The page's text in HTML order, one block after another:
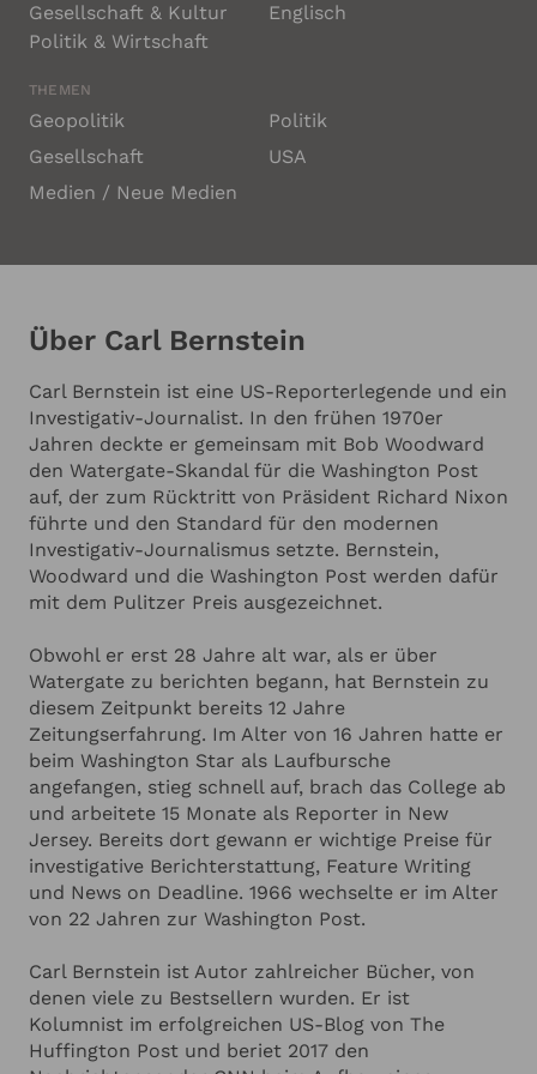
Alter von 16 Jahren hatte er beim Washington Star
als Laufbursche angefangen, stieg schnell auf,
brach das College ab und arbeitete 15 Monate als
Reporter in New Jersey. Bereits dort gewann er
wichtige Preise für investigative Berichterstattung,
Feature Writing und News on Deadline. 1966
wechselte er im Alter von 22 Jahren zur
wurden. Er ist Kolumnist im erfolgreichen US-Blog
„Investigativpools“. Er ist als politischer Analyst für
Zeitschrift Vanity Fair.
Gesellschaft & Kultur
Politik & Wirtschaft
Englisch
THEMEN
Geopolitik
Gesellschaft
Medien / Neue Medien
Politik
USA
Über Carl Bernstein
Carl Bernstein ist eine US-Reporterlegende und ein
Investigativ-Journalist. In den frühen 1970er
Jahren deckte er gemeinsam mit Bob Woodward
den Watergate-Skandal für die Washington Post
auf, der zum Rücktritt von Präsident Richard Nixon
führte und den Standard für den modernen
Investigativ-Journalismus setzte. Bernstein,
Woodward und die Washington Post werden dafür
mit dem Pulitzer Preis ausgezeichnet.
Obwohl er erst 28 Jahre alt war, als er über
Watergate zu berichten begann, hat Bernstein zu
diesem Zeitpunkt bereits 12 Jahre
Zeitungserfahrung. Im Alter von 16 Jahren hatte er
beim Washington Star als Laufbursche
angefangen, stieg schnell auf, brach das College ab
und arbeitete 15 Monate als Reporter in New
Jersey. Bereits dort gewann er wichtige Preise für
investigative Berichterstattung, Feature Writing
und News on Deadline. 1966 wechselte er im Alter
von 22 Jahren zur Washington Post.
Carl Bernstein ist Autor zahlreicher Bücher, von
denen viele zu Bestsellern wurden. Er ist
Kolumnist im erfolgreichen US-Blog von The
Huffington Post und beriet 2017 den
Redner
Redner-Budget
ANGABEN ZU IHRER VERANSTALTUNG Hinzufügen
Ich habe dieDatenschutzerklärungzur Kenntnis genommen.
und für Rückfragen dauerhaft gespeichert werden.*
Ich möchte in regelmässigen Abständen mit dem LSB
Newsletter über Neuigkeiten informiert werden (Das
Newsletter-Abonnement kann jederzeit beendet werden).
Mehr dazu finden Sie in unserer
Abbrechen
Anfrage absenden